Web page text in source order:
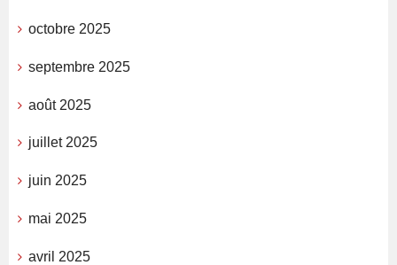
octobre 2025
septembre 2025
août 2025
juillet 2025
juin 2025
mai 2025
avril 2025